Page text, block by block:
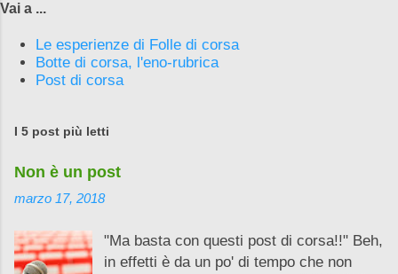
Vai a ...
Le esperienze di Folle di corsa
Botte di corsa, l'eno-rubrica
Post di corsa
I 5 post più letti
Non è un post
marzo 17, 2018
"Ma basta con questi post di corsa!!" Beh,
in effetti è da un po' di tempo che non